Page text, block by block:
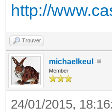
http://
Trouver
michaelkeul
Member
24/01/2015,